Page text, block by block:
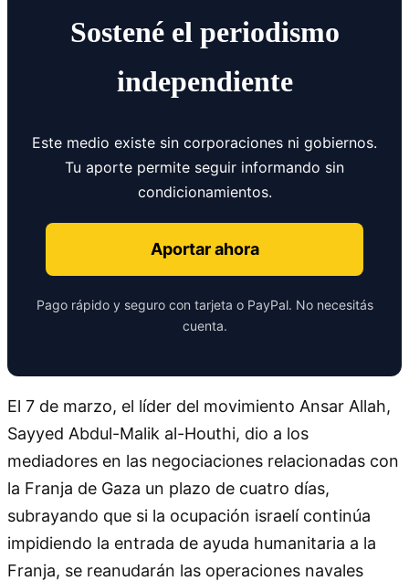
Sostené el periodismo
independiente
Este medio existe sin corporaciones ni gobiernos.
Tu aporte permite seguir informando sin
condicionamientos.
Aportar ahora
Pago rápido y seguro con tarjeta o PayPal. No necesitás
cuenta.
El 7 de marzo, el líder del movimiento Ansar Allah,
Sayyed Abdul-Malik al-Houthi, dio a los
mediadores en las negociaciones relacionadas con
la Franja de Gaza un plazo de cuatro días,
subrayando que si la ocupación israelí continúa
impidiendo la entrada de ayuda humanitaria a la
Franja, se reanudarán las operaciones navales